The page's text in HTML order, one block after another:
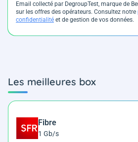
Email collecté par DegroupTest, marque de
sur les offres des opérateurs. Consultez notre
confidentialité et de gestion de vos données.
Les meilleures box
Fibre
1 Gb/s